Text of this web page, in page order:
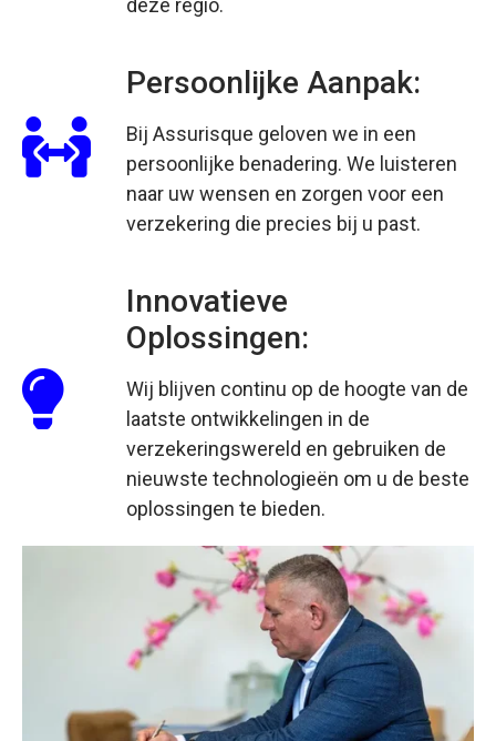
deze regio.
Persoonlijke Aanpak:
Bij Assurisque geloven we in een
persoonlijke benadering. We luisteren
naar uw wensen en zorgen voor een
verzekering die precies bij u past.
Innovatieve
Oplossingen:
Wij blijven continu op de hoogte van de
laatste ontwikkelingen in de
verzekeringswereld en gebruiken de
nieuwste technologieën om u de beste
oplossingen te bieden.